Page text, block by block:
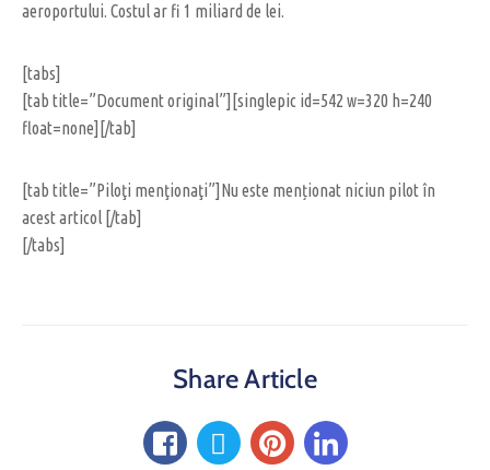
aeroportului. Costul ar fi 1 miliard de lei.
[tabs]
[tab title=”Document original”][singlepic id=542 w=320 h=240
float=none][/tab]
[tab title=”Piloţi menţionaţi”]Nu este menționat niciun pilot în
acest articol [/tab]
[/tabs]
Share Article